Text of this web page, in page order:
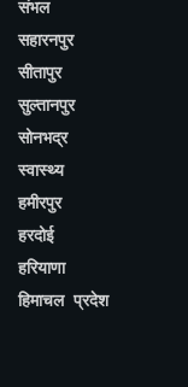
संभल
सहारनपुर
सीतापुर
सुल्तानपुर
सोनभद्र
स्वास्थ्य
हमीरपुर
हरदोई
हरियाणा
हिमाचल प्रदेश